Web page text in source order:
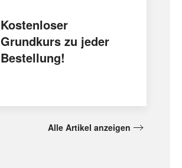
Kostenloser
Grundkurs zu jeder
Bestellung!
Alle Artikel anzeigen